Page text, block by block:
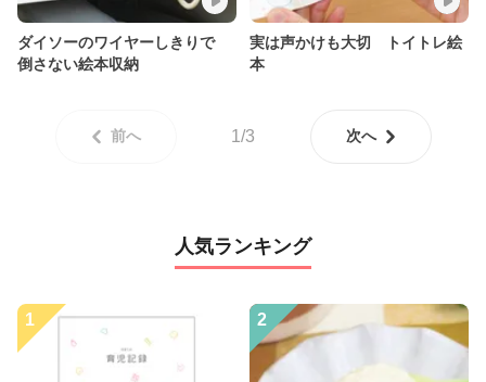
ダイソーのワイヤーしきりで
倒さない絵本収納
実は声かけも大切 トイトレ絵
本
前へ 1/3 次へ
人気ランキング
1 2